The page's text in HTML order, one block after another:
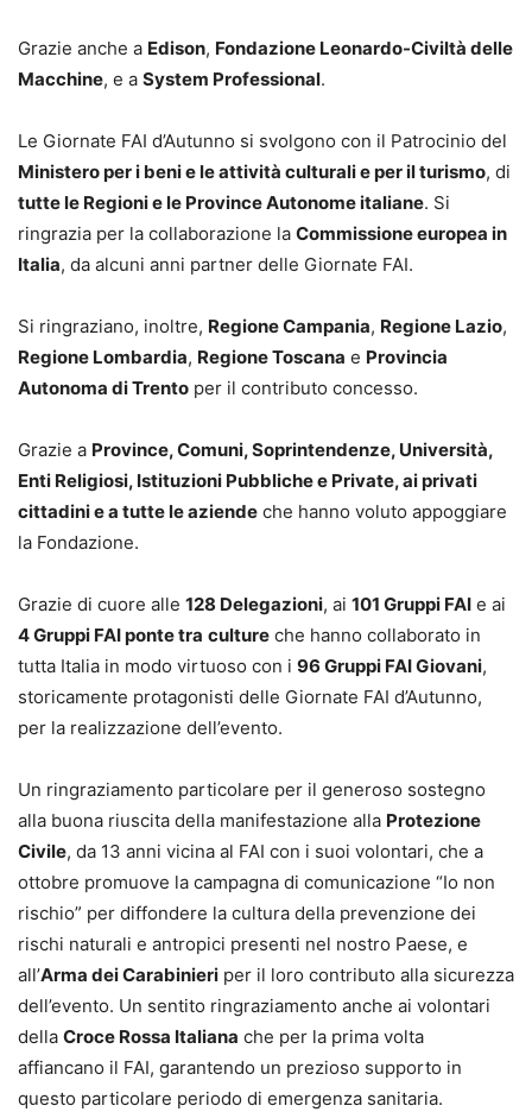
Grazie anche a Edison, Fondazione Leonardo-Civiltà delle
Macchine, e a System Professional.
Le Giornate FAI d’Autunno si svolgono con il Patrocinio del
Ministero per i beni e le attività culturali e per il turismo, di
tutte le Regioni e le Province Autonome italiane. Si
ringrazia per la collaborazione la Commissione europea in
Italia, da alcuni anni partner delle Giornate FAI.
Si ringraziano, inoltre, Regione Campania, Regione Lazio,
Regione Lombardia, Regione Toscana e Provincia
Autonoma di Trento per il contributo concesso.
Grazie a Province, Comuni, Soprintendenze, Università,
Enti Religiosi, Istituzioni Pubbliche e Private, ai privati
cittadini e a tutte le aziende che hanno voluto appoggiare
la Fondazione.
Grazie di cuore alle 128 Delegazioni, ai 101 Gruppi FAI e ai
4 Gruppi FAI ponte tra culture che hanno collaborato in
tutta Italia in modo virtuoso con i 96 Gruppi FAI Giovani,
storicamente protagonisti delle Giornate FAI d’Autunno,
per la realizzazione dell’evento.
Un ringraziamento particolare per il generoso sostegno
alla buona riuscita della manifestazione alla Protezione
Civile, da 13 anni vicina al FAI con i suoi volontari, che a
ottobre promuove la campagna di comunicazione “Io non
rischio” per diffondere la cultura della prevenzione dei
rischi naturali e antropici presenti nel nostro Paese, e
all’Arma dei Carabinieri per il loro contributo alla sicurezza
dell’evento. Un sentito ringraziamento anche ai volontari
della Croce Rossa Italiana che per la prima volta
affiancano il FAI, garantendo un prezioso supporto in
questo particolare periodo di emergenza sanitaria.